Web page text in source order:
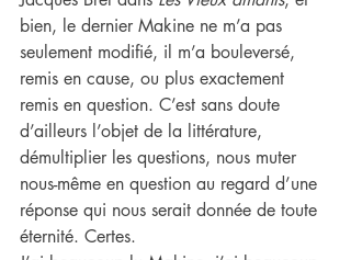
bien, le dernier Makine ne m’a pas
seulement modifié, il m’a bouleversé,
remis en cause, ou plus exactement
remis en question. C’est sans doute
d’ailleurs l’objet de la littérature,
démultiplier les questions, nous muter
nous-même en question au regard d’une
réponse qui nous serait donnée de toute
éternité. Certes.